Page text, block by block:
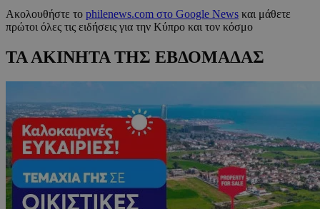
Ακολουθήστε το philenews.com στο Google News και μάθετε
πρώτοι όλες τις ειδήσεις για την Κύπρο και τον κόσμο
ΤΑ ΑΚΙΝΗΤΑ ΤΗΣ ΕΒΔΟΜΑΔΑΣ